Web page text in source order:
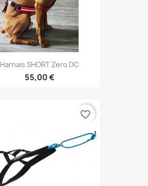
Harnais SHORT Zero DC
55,00 €
favorite_border